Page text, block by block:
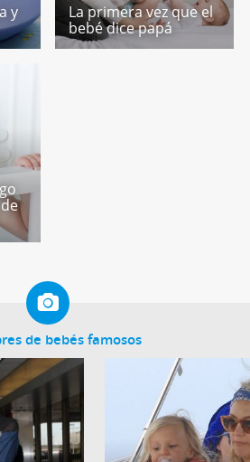
y
La primera vez que el
bebé dice papá
de bebés famosos